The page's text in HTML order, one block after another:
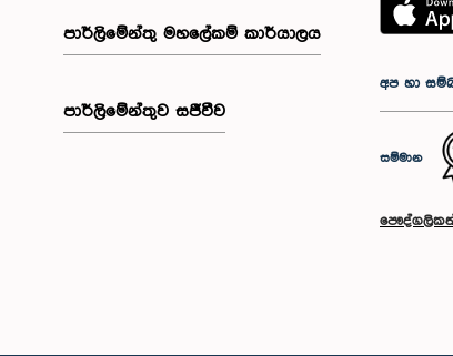
පාර්ලිමේන්තු මහලේකම් කාර්යාලය
පාර්ලිමේන්තුව සජීවීව
අප හා
සම්මාන